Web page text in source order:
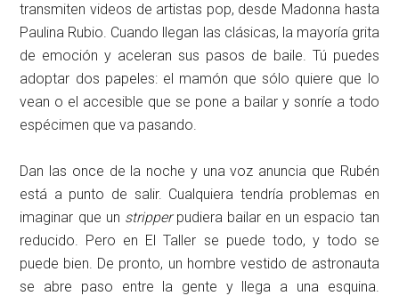
transmiten videos de artistas pop, desde Madonna hasta
Paulina Rubio. Cuando llegan las clásicas, la mayoría grita
de emoción y aceleran sus pasos de baile. Tú puedes
adoptar dos papeles: el mamón que sólo quiere que lo
vean o el accesible que se pone a bailar y sonríe a todo
espécimen que va pasando.
Dan las once de la noche y una voz anuncia que Rubén
está a punto de salir. Cualquiera tendría problemas en
imaginar que un stripperpudiera bailar en un espacio tan
reducido. Pero en El Taller se puede todo, y todo se
puede bien. De pronto, un hombre vestido de astronauta
se abre paso entre la gente y llega a una esquina.